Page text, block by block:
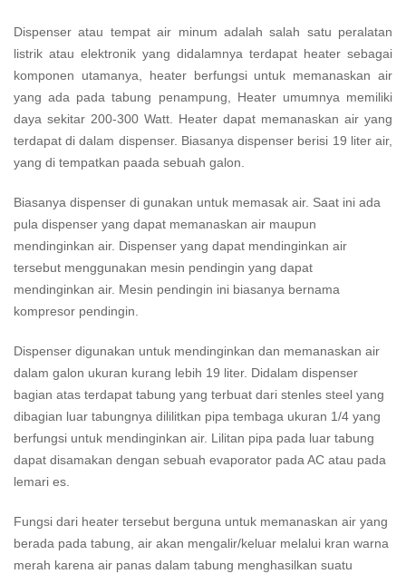
Dispenser atau tempat air minum adalah salah satu peralatan
listrik atau elektronik yang didalamnya terdapat heater sebagai
komponen utamanya, heater berfungsi untuk memanaskan air
yang ada pada tabung penampung, Heater umumnya memiliki
daya sekitar 200-300 Watt. Heater dapat memanaskan air yang
terdapat di dalam dispenser. Biasanya dispenser berisi 19 liter air,
yang di tempatkan paada sebuah galon.
Biasanya dispenser di gunakan untuk memasak air. Saat ini ada
pula dispenser yang dapat memanaskan air maupun
mendinginkan air. Dispenser yang dapat mendinginkan air
tersebut menggunakan mesin pendingin yang dapat
mendinginkan air. Mesin pendingin ini biasanya bernama
kompresor pendingin.
Dispenser digunakan untuk mendinginkan dan memanaskan air
dalam galon ukuran kurang lebih 19 liter. Didalam dispenser
bagian atas terdapat tabung yang terbuat dari stenles steel yang
dibagian luar tabungnya dililitkan pipa tembaga ukuran 1/4 yang
berfungsi untuk mendinginkan air. Lilitan pipa pada luar tabung
dapat disamakan dengan sebuah evaporator pada AC atau pada
lemari es.
Fungsi dari heater tersebut berguna untuk memanaskan air yang
berada pada tabung, air akan mengalir/keluar melalui kran warna
merah karena air panas dalam tabung menghasilkan suatu